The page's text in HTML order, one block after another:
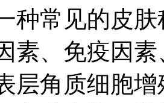
种常见的皮
素、免疫因
层角质细胞